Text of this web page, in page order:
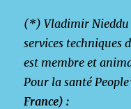
(*) Vladimir Nieddu
services techniques
est membre et
Pour la santé
France) :